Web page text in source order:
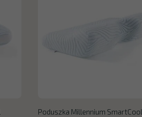
Poduszka Millennium SmartCool